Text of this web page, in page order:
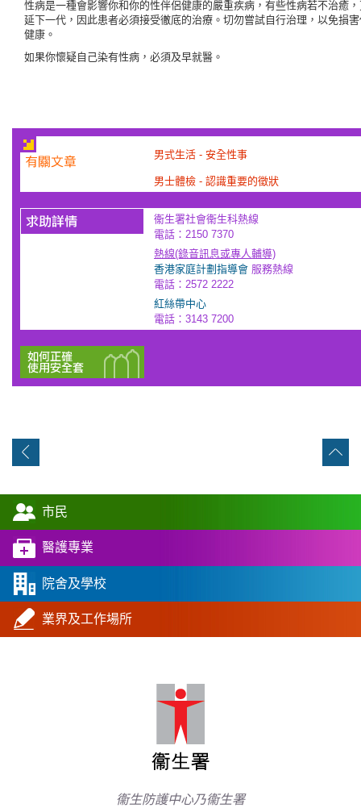
性病是一種會影響你和你的性伴侶健康的嚴重疾病，有些性病若不治癒
延下一代，因此患者必須接受徹底的治療。切勿嘗試自行治理，以免損
健康。
如果你懷疑自己染有性病，必須及早就醫。
男式生活 - 安全性事
男士體檢 - 認識重要的徵狀
衞生署社會衞生科熱線
電話：2150 7370
熱線(錄音訊息或專人輔導)
香港家庭計劃指導會 服務熱線
電話：2572 2222
紅絲帶中心
電話：3143 7200
市民
醫護專業
院舍及學校
業界及工作場所
衞生防護中心乃衞生署